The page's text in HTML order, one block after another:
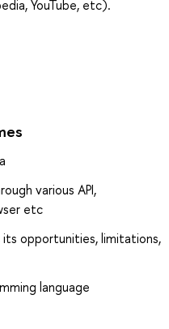
YouTube, etc).
various API,
etc
opportunities, limitations,
language